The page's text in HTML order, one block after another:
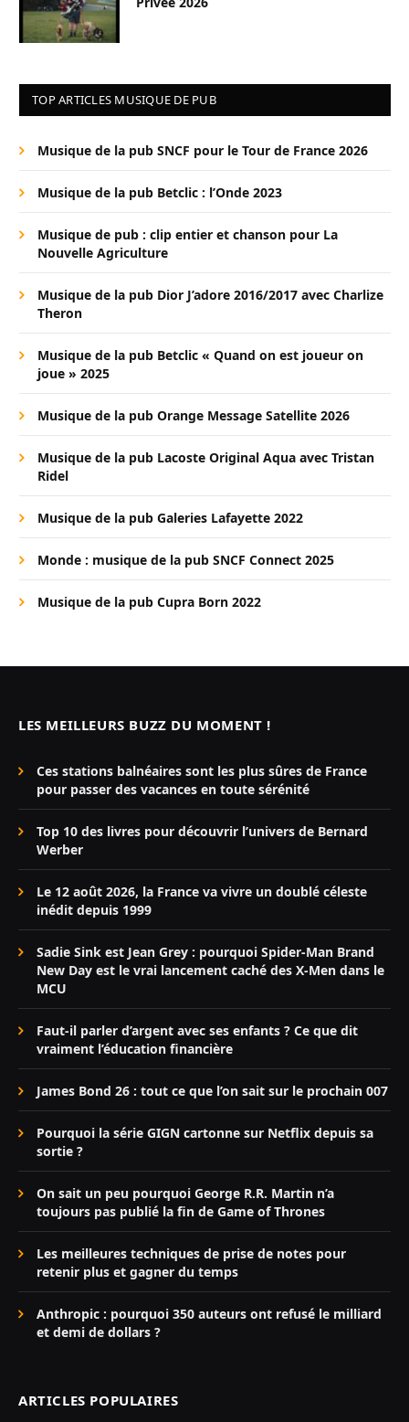
TOP ARTICLES MUSIQUE DE PUB
Musique de la pub SNCF pour le Tour de France 2026
Musique de la pub Betclic : l’Onde 2023
Musique de pub : clip entier et chanson pour La
Nouvelle Agriculture
Musique de la pub Dior J’adore 2016/2017 avec Charlize
Theron
Musique de la pub Betclic « Quand on est joueur on
joue » 2025
Musique de la pub Orange Message Satellite 2026
Musique de la pub Lacoste Original Aqua avec Tristan
Ridel
Musique de la pub Galeries Lafayette 2022
Monde : musique de la pub SNCF Connect 2025
Musique de la pub Cupra Born 2022
LES MEILLEURS BUZZ DU MOMENT !
Ces stations balnéaires sont les plus sûres de France
pour passer des vacances en toute sérénité
Top 10 des livres pour découvrir l’univers de Bernard
Werber
Le 12 août 2026, la France va vivre un doublé céleste
inédit depuis 1999
Sadie Sink est Jean Grey : pourquoi Spider-Man Brand
New Day est le vrai lancement caché des X-Men dans le
MCU
Faut-il parler d’argent avec ses enfants ? Ce que dit
vraiment l’éducation financière
James Bond 26 : tout ce que l’on sait sur le prochain 007
Pourquoi la série GIGN cartonne sur Netflix depuis sa
sortie ?
On sait un peu pourquoi George R.R. Martin n’a
toujours pas publié la fin de Game of Thrones
Les meilleures techniques de prise de notes pour
retenir plus et gagner du temps
Anthropic : pourquoi 350 auteurs ont refusé le milliard
et demi de dollars ?
ARTICLES POPULAIRES